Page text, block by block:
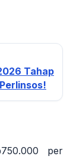
Tahap
per